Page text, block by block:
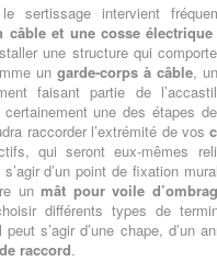
sertissage intervient
câble et une cosse électrique
une structure qui
un garde-corps à câble,
faisant partie de
une des étapes
raccorder l’extrémité de vos
qui seront eux-mêmes
d’un point de fixation
un mât pour voile
différents types de
s’agir d’une chape, d’un
raccord.